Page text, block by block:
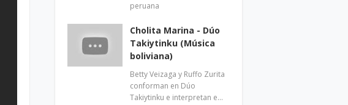
peruana
Cholita Marina - Dúo
Takiytinku (Música
boliviana)
Betty Veizaga y Ruffo Zurita
conforman en Dúo
Takiytinku e interpretan e…